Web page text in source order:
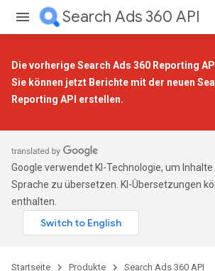
Search Ads 360 API
Die vorherige Search Ads 360 Reporting
Sie können jetzt Berichte mit der neuen
Reporting API erstellen.
Google verwendet KI-Technologie, um
Sprache zu übersetzen. KI-Übersetzungen
enthalten.
Startseite Produkte Search Ads 360 API